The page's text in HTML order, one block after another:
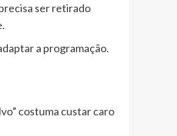
ser retirado
a programação.
costuma custar caro